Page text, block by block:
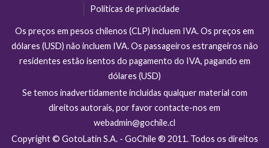
Políticas de privacidade
Os preços em pesos chilenos (CLP) incluem IVA. Os preços em
dólares (USD) não incluem IVA. Os passageiros estrangeiros não
residentes estão isentos do pagamento do IVA, pagando em
dólares (USD)
Se temos inadvertidamente incluídas qualquer material com
direitos autorais, por favor contacte-nos em
webadmin@gochile.cl
Copyright © GotoLatin S.A. - GoChile ® 2011. Todos os direitos